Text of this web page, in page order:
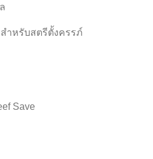
ำหรับสตรีตั้งครรภ์
Save